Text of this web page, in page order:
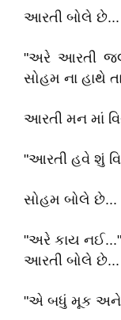
આરતી બોલે છે...
"અરે આરતી
સોહમ ના હાથે
આરતી મન માં
"આરતી હવે શું
સોહમ બોલે છે...
"અરે કાય નઈ..."
આરતી બોલે છે...
"એ બધું મૂક અને